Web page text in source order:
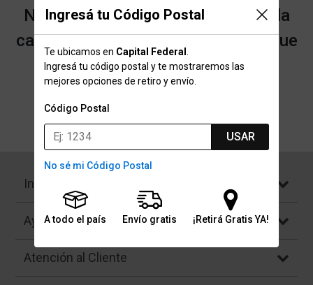
Ingresá tu Código Postal
Te ubicamos en Capital Federal
Ingresá tu código postal y te mostraremos las
mejores opciones de retiro y envío.
Código Postal
USAR
No sé mi Código Postal
A todo el país Envío gratis ¡Retirá Gratis YA!
No encontramos resultados para la
categoría "Baberos y Escarpines" que
buscaste.
Institucional
Ayuda
Atención al Cliente